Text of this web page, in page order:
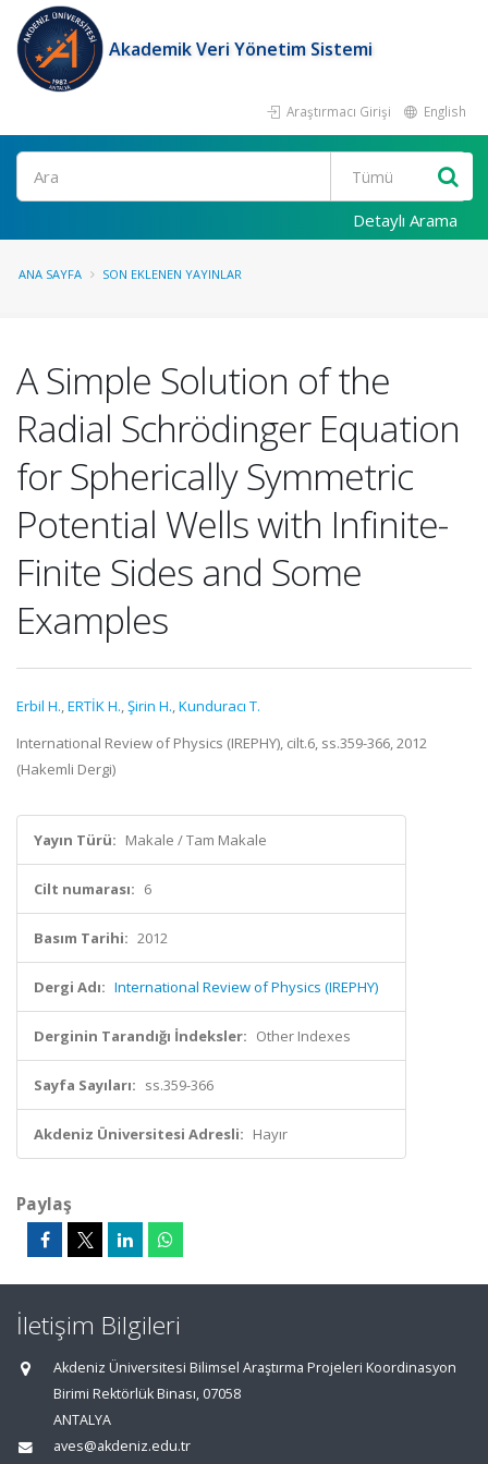
Akademik Veri Yönetim Sistemi
Araştırmacı Girişi English
Ara
Detaylı Arama
ANA SAYFA SON EKLENEN YAYINLAR
A Simple Solution of the
Radial Schrödinger Equation
for Spherically Symmetric
Potential Wells with Infinite-
Finite Sides and Some
Examples
Erbil H.,ERTİK H.,Şirin H.,Kunduracı T.
International Review of Physics (IREPHY), cilt.6, ss.359-366, 2012
(Hakemli Dergi)
Yayın Türü: Makale / Tam Makale
Cilt numarası: 6
Basım Tarihi: 2012
Dergi Adı: International Review of Physics (IREPHY)
Derginin Tarandığı İndeksler: Other Indexes
Sayfa Sayıları: ss.359-366
Akdeniz Üniversitesi Adresli: Hayır
Paylaş
İletişim Bilgileri
Akdeniz Üniversitesi Bilimsel Araştırma Projeleri Koordinasyon
Birimi Rektörlük Binası, 07058
ANTALYA
aves@akdeniz.edu.tr